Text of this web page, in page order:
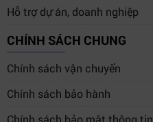
Hỗ trợ dự án, doanh nghiệp
CHÍNH SÁCH CHUNG
Chính sách vận chuyển
Chính sách bảo hành
Chính sách bảo mật thông tin